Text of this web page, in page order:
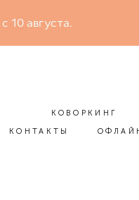
10 августа.
КОВОРКИНГ
КОНТАКТЫ